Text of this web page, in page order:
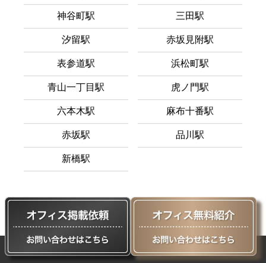
神谷町駅 三田駅
汐留駅 赤坂見附駅
表参道駅 浜松町駅
青山一丁目駅 虎ノ門駅
六本木駅 麻布十番駅
赤坂駅 品川駅
新橋駅